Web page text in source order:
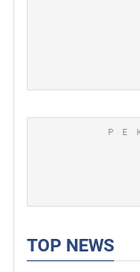
TOP NEWS